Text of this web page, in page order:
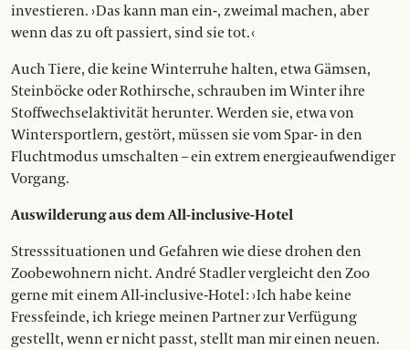
investieren. › Das kann man ein-, zweimal machen, aber
wenn das zu oft passiert, sind sie tot. ‹
Auch Tiere, die keine Winterruhe halten, etwa Gämsen,
Steinböcke oder Rothirsche, schrauben im Winter ihre
Stoffwechselaktivität herunter. Werden sie, etwa von
Wintersportlern, gestört, müssen sie vom Spar- in den
Fluchtmodus umschalten – ein extrem energieaufwendiger
Vorgang.
Auswilderung aus dem All-inclusive-Hotel
Stresssituationen und Gefahren wie diese drohen den
Zoobewohnern nicht. André Stadler vergleicht den Zoo
gerne mit einem All-inclusive-Hotel : › Ich habe keine
Fressfeinde, ich kriege meinen Partner zur Verfügung
gestellt, wenn er nicht passt, stellt man mir einen neuen.